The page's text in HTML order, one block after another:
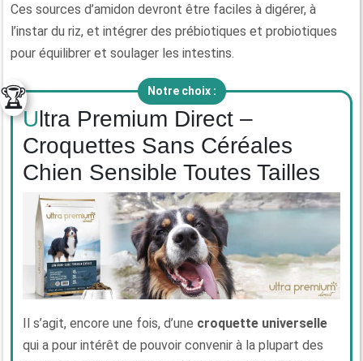
Ces sources d’amidon devront être faciles à digérer, à
l’instar du riz, et intégrer des prébiotiques et probiotiques
pour équilibrer et soulager les intestins.
Notre choix :
🏆
Ultra Premium Direct –
Croquettes Sans Céréales
Chien Sensible Toutes Tailles
Il s’agit, encore une fois, d’une croquette universelle
qui a pour intérêt de pouvoir convenir à la plupart des